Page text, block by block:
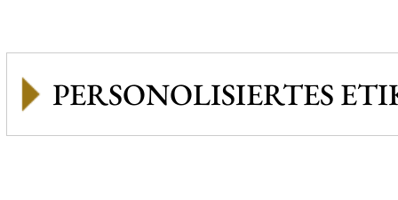
PERSONOLISIERTES